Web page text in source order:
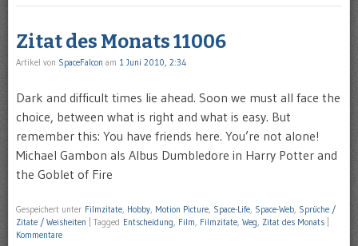
Zitat des Monats 11006
Artikel von SpaceFalcon am 1 Juni 2010, 2:34
Dark and difficult times lie ahead. Soon we must all face the
choice, between what is right and what is easy. But
remember this: You have friends here. You’re not alone!
Michael Gambon als Albus Dumbledore in Harry Potter and
the Goblet of Fire
Gespeichert unter Filmzitate Hobby Motion Picture Space-Life Space-Web Sprüche /
Zitate / Weisheiten
Tagged Entscheidung Film Filmzitate Weg Zitat des Monats
Kommentare